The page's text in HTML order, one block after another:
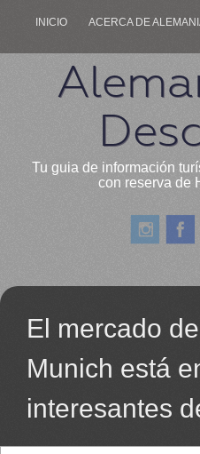
INICIO ACERCA DE
Tu guia de información
con reserva de
El mercado
Munich está
interesantes